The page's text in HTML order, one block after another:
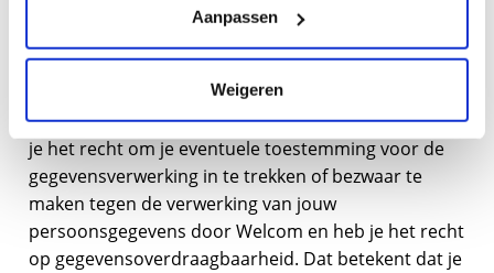
Aanpassen
Weigeren
Gegevens inzien, aanpassen of verwijderen
Je hebt het recht om jouw persoonsgegevens in te
zien, te corrigeren of te verwijderen. Daarnaast heb
je het recht om je eventuele toestemming voor de
gegevensverwerking in te trekken of bezwaar te
maken tegen de verwerking van jouw
persoonsgegevens door Welcom en heb je het recht
op gegevensoverdraagbaarheid. Dat betekent dat je